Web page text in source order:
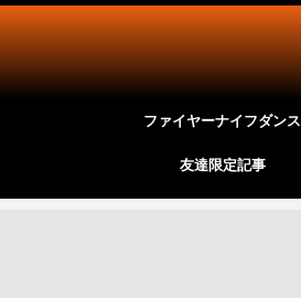
ファイヤーナイフダンス
友達限定記事